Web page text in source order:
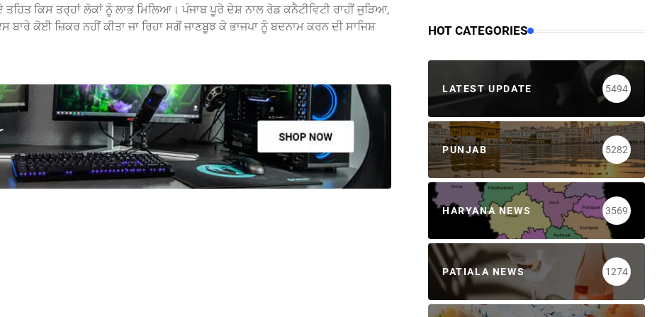
ਕਿਸ ਤਰ੍ਹਾਂ ਲੋਕਾਂ ਨੂੰ ਲਾਭ ਮਿਲਿਆ। ਪੰਜਾਬ ਪੂਰੇ ਦੇਸ਼ ਨਾਲ ਰੋਡ ਕਨੈਟੀਵਿਟੀ ਰਾਹੀਂ ਜੁੜਿਆ,
ਬਾਰੇ ਕੋਈ ਜ਼ਿਕਰ ਨਹੀਂ ਕੀਤਾ ਜਾ ਰਿਹਾ ਸਗੋਂ ਜਾਣਬੂਝ ਕੇ ਭਾਜਪਾ ਨੂੰ ਬਦਨਾਮ ਕਰਨ ਦੀ ਸਾਜਿਸ਼
HOT CATEGORIES
LATEST UPDATE 5494
PUNJAB 5282
HARYANA NEWS 3569
PATIALA NEWS 1274